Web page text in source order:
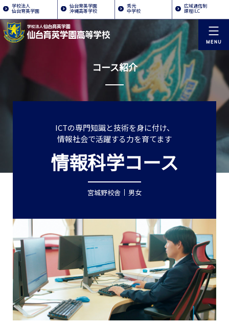
学校法人
仙台育英学園
仙台育英学園
沖縄高等学校
秀光
中学校
広域通信制
課程ILC
コース紹介
ICTの専門知識と技術を身に付け、
情報社会で活躍する力を育てます
情報科学コース
宮城野校舎 男女